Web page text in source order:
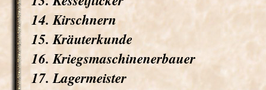
14. Kirschnern
15. Kräuterkunde
16. Kriegsmaschinenerbauer
17. Lagermeister